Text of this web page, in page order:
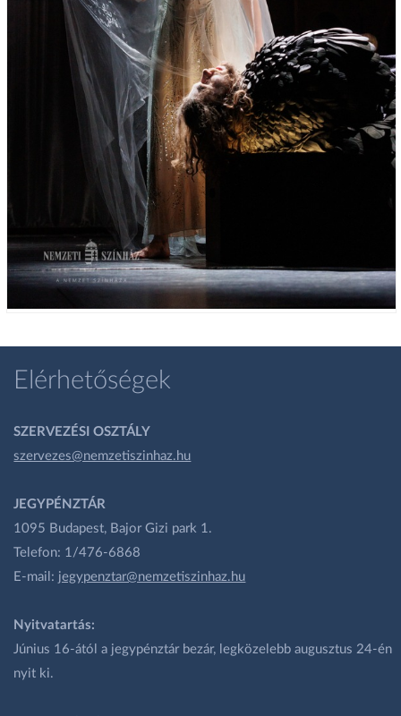
Elérhetőségek
SZERVEZÉSI OSZTÁLY
szervezes@nemzetiszinhaz.hu
JEGYPÉNZTÁR
1095 Budapest, Bajor Gizi park 1.
Telefon: 1/476-6868
E-mail: jegypenztar@nemzetiszinhaz.hu
Nyitvatartás:
Június 16-ától a jegypénztár bezár, legközelebb augusztus 24-én
nyit ki.